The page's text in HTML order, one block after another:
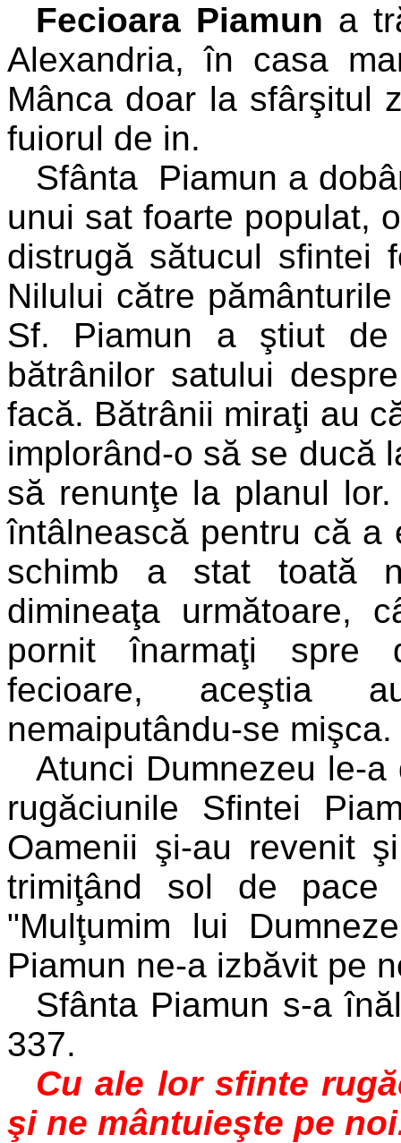
Fecioara Piamun a
Alexandria, în casa
Mânca doar la sfârşitul
fuiorul de in.
Sfânta Piamun a
unui sat foarte populat,
distrugă sătucul sfintei
Nilului către
Sf. Piamun a ştiut
bătrânilor satului
facă. Bătrânii miraţi au
implorând-o să se ducă
să renunţe la planul
întâlnească pentru că a
schimb a stat toată
dimineaţa următoare,
pornit înarmaţi spre
fecioare, aceştia
nemaiputându-se mişca.
Atunci Dumnezeu le-
rugăciunile Sfintei
Oamenii şi-au revenit
trimiţând sol de
"Mulţumim lui
Piamun ne-a izbăvit pe
Sfânta Piamun s-a
337.
Cu ale lor sfinte
şi ne mântuieşte pe